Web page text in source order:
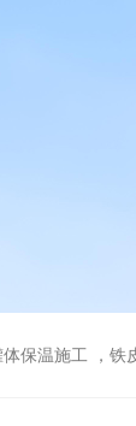
保温施工 ，铁